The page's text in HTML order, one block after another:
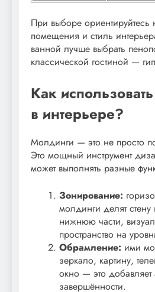
При выборе ориентируйтесь
помещения и стиль
ванной лучше выбрать
классической гостиной —
Как
в интерьере?
Молдинги — это не просто
Это мощный инструмент
может выполнять разные
Зонирование:
молдинги делят
нижнюю части,
пространство на
Обрамление: ими
зеркало, картину,
окно — это добавляет
завершённости.